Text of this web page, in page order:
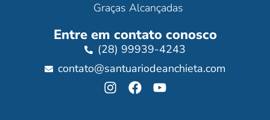
Graças Alcançadas
Entre em contato conosco
(28) 99939-4243
contato@santuariodeanchieta.com